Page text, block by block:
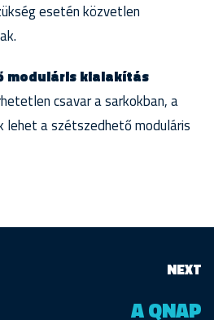
esetén közvetlen
moduláris kialakítás
csavar a sarkokban, a
lehet a szétszedhető moduláris
NEXT
A QNAP